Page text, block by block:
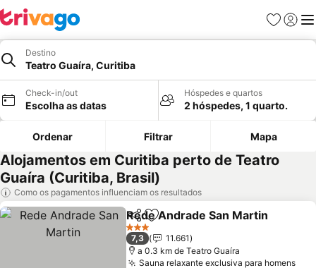
Favoritos
Iniciar
Destino
Teatro Guaíra, Curitiba
Check-in/out
Escolha as datas
Hóspedes e quartos
2 hóspedes, 1 quarto.
Ordenar Filtrar Mapa
Alojamentos em Curitiba perto de Teatro
Guaíra (Curitiba, Brasil)
Como os pagamentos influenciam os resultados
PartilharAdicionar aos favoritos
Rede Andrade San Martin
3 Estrelas
7,3
11.661
a 0.3 km de Teatro Guaíra
Sauna relaxante exclusiva para homens